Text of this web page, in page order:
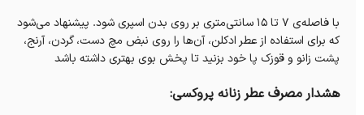
با فاصله‌ی ۷ تا ۱۵ سانتی‌متری بر روی بدن اسپری‌ شود. پیشنهاد می‌شود
که برای استفاده از عطر ادکلن، آن‌ها را روی نبض مچ دست، گردن، آرنج،
پشت زانو و قوزک پا خود بزنید تا پخش بوی بهتری داشته باشد
هشدار مصرف عطر زنانه پروکسی: